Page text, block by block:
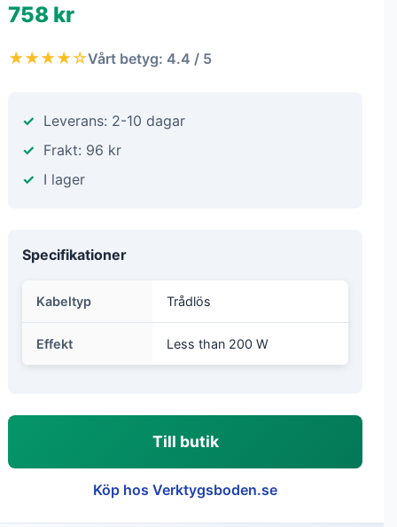
758 kr
★★★★☆Vårt betyg: 4.4 / 5
Leverans: 2-10 dagar
Frakt: 96 kr
I lager
Specifikationer
Kabeltyp Trådlös
Effekt Less than 200 W
Till butik
Köp hos Verktygsboden.se